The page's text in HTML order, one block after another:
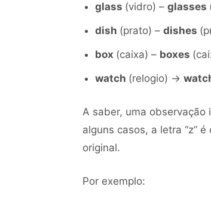
glass (vidro) – glasses
dish (prato) – dishes
box (caixa) – boxes
watch (relogio) →
A saber, uma observação
alguns casos, a letra “z”
original.
Por exemplo: